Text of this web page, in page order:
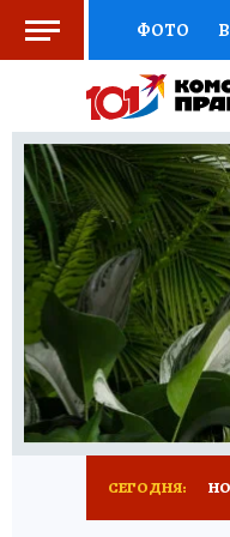
ФОТО
ВЫБОР
КНИЖНАЯ
ПРЕСС-
РАДИО КП
СЕГОДНЯ: